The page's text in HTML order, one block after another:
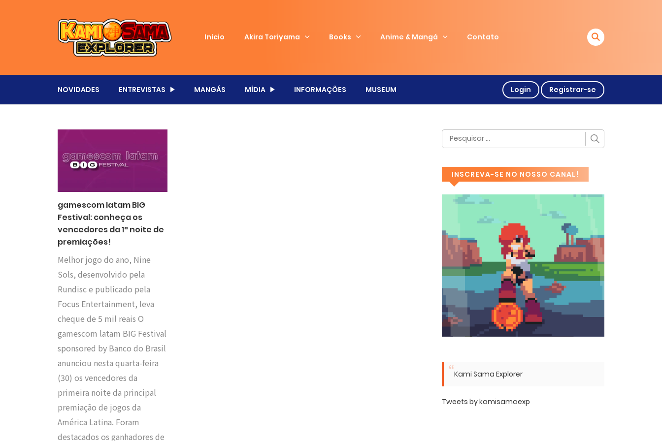
Início Akira Toriyama Books Anime & Mangá Contato
NOVIDADES ENTREVISTAS MANGÁS MÍDIA INFORMAÇÕES MUSEUM Login Registrar-se
gamescom latam BIG
Festival: conheça os
vencedores da 1ª noite de
premiações!
Melhor jogo do ano, Nine
Sols, desenvolvido pela
Rundisc e publicado pela
Focus Entertainment, leva
cheque de 5 mil reais O
gamescom latam BIG Festival
sponsored by Banco do Brasil
anunciou nesta quarta-feira
(30) os vencedores da
primeira noite da principal
premiação de jogos da
América Latina. Foram
destacados os ganhadores de
INSCREVA-SE NO NOSSO CANAL!
Kami Sama Explorer
Tweets by kamisamaexp